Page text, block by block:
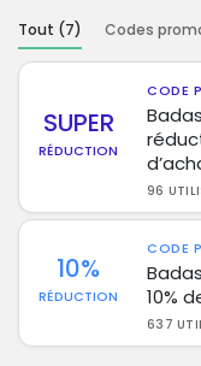
Tout (7) Codes
SUPER
RÉDUCTION
CODE
96
10%
RÉDUCTION
CODE
10%
637